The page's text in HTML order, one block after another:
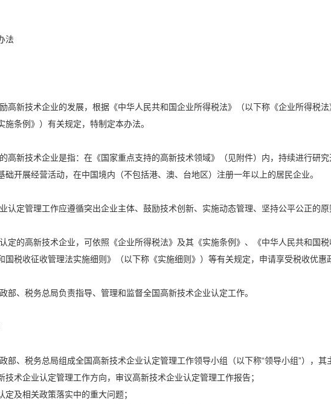
法
新技术企业的发展，根据《中华人民共和国企业所得税法》（以下称《企业所得税法
施条例》）有关规定，特制定本办法。
新技术企业是指：在《国家重点支持的高新技术领域》（见附件）内，持续进行研究
础开展经营活动，在中国境内（不包括港、澳、台地区）注册一年以上的居民企业。
定管理工作应遵循突出企业主体、鼓励技术创新、实施动态管理、坚持公平公正的原
的高新技术企业，可依照《企业所得税法》及其《实施条例》、《中华人民共和国税
国税收征收管理法实施细则》（以下称《实施细则》）等有关规定，申请享受税收优惠
、税务总局负责指导、管理和监督全国高新技术企业认定工作。
、税务总局组成全国高新技术企业认定管理工作领导小组（以下称“领导小组”），其
术企业认定管理工作方向，审议高新技术企业认定管理工作报告；
及相关政策落实中的重大问题；